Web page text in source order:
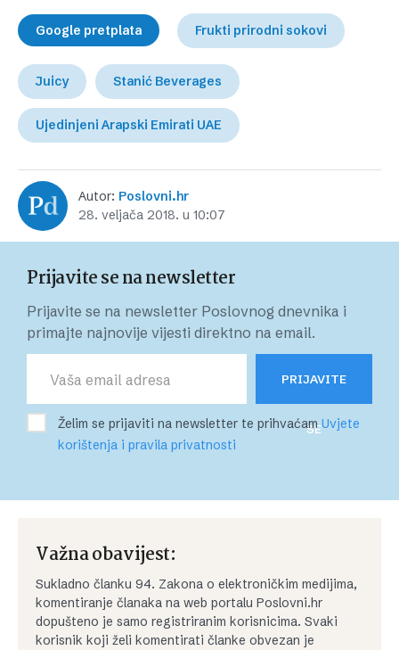
Google pretplata Frukti prirodni sokovi
Juicy Stanić Beverages
Ujedinjeni Arapski Emirati UAE
Autor: Poslovni.hr
28. veljača 2018. u 10:07
Prijavite se na newsletter
Prijavite se na newsletter Poslovnog dnevnika i
primajte najnovije vijesti direktno na email.
PRIJAVITE
SE
Želim se prijaviti na newsletter te prihvaćamUvjete
korištenja i pravila privatnosti
Važna obavijest:
Sukladno članku 94. Zakona o elektroničkim medijima,
komentiranje članaka na web portalu Poslovni.hr
dopušteno je samo registriranim korisnicima. Svaki
korisnik koji želi komentirati članke obvezan je